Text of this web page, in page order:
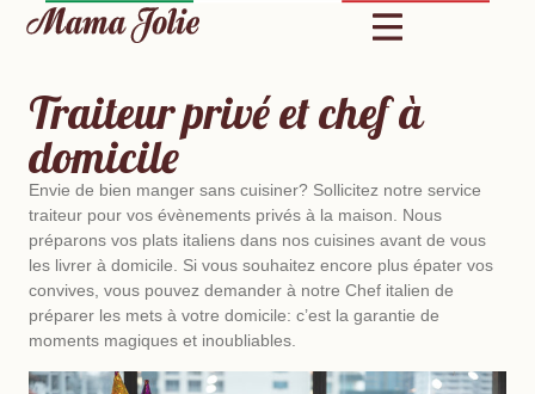
Traiteur privé et chef à
domicile
Envie de bien manger sans cuisiner? Sollicitez notre service
traiteur pour vos évènements privés à la maison. Nous
préparons vos plats italiens dans nos cuisines avant de vous
les livrer à domicile. Si vous souhaitez encore plus épater vos
convives, vous pouvez demander à notre Chef italien de
préparer les mets à votre domicile: c’est la garantie de
moments magiques et inoubliables.